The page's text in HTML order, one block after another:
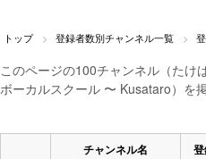
トップ 登録者数別チャンネル一覧
このページの100チャンネル（たけ
ボーカルスクール 〜 Kusataro）を掲
チャンネル名